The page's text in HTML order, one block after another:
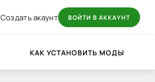
Создать акаунт ВОЙТИ В АККАУНТ
КАК УСТАНОВИТЬ МОДЫ